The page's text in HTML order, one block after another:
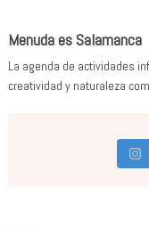
Menuda es Salamanca
La agenda de actividades
creatividad y naturaleza